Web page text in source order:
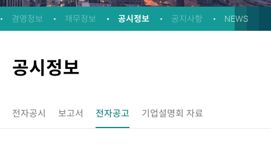
경영정보 재무정보 공시정보 공지사항 NEWS
공시정보
전자공시 보고서 전자공고 기업설명회 자료